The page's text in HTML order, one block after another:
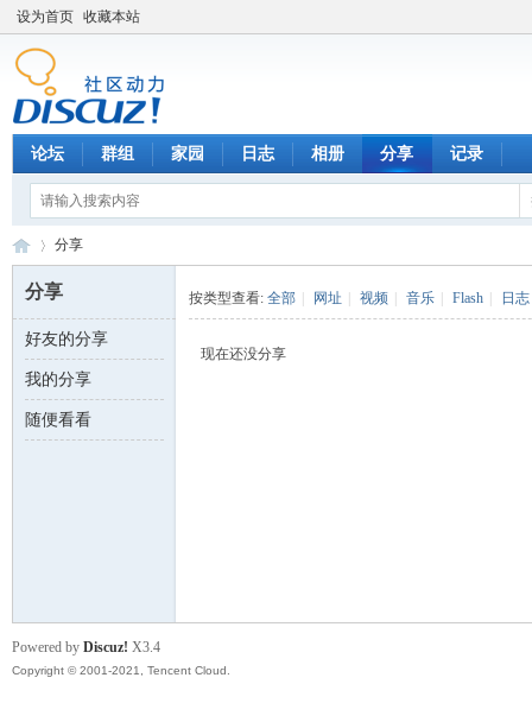
设为首页 收藏本站
论坛 群组 家园 日志 相册 分享 记录
数 ›
分享
分享
好友的分享
我的分享
随便看看
按类型查看: 全部 网址 视频 音乐 Flash 日志
现在还没分享
Powered by Discuz! X3.4
Copyright © 2001-2021, Tencent Cloud.